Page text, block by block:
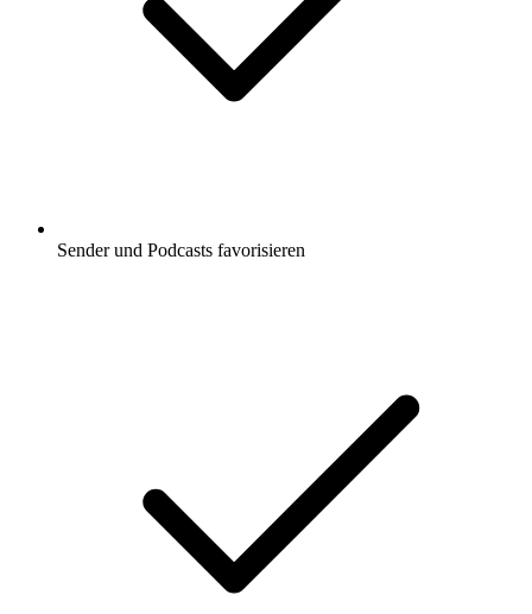
Sender und Podcasts favorisieren